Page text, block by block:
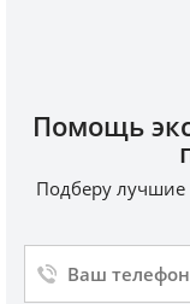
Помощь
Подберу